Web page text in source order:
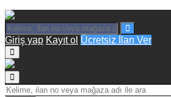
Giriş yap Kayıt ol Ücretsiz İlan Ver